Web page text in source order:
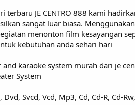
terbaru JE CENTRO 888 kami
sangat luar biasa.
menonton film kesayangan
kebutuhan anda sehari hari
and karaoke system murah dari je
System
Svcd, Vcd, Mp3, Cd, Cd-R, Cd-